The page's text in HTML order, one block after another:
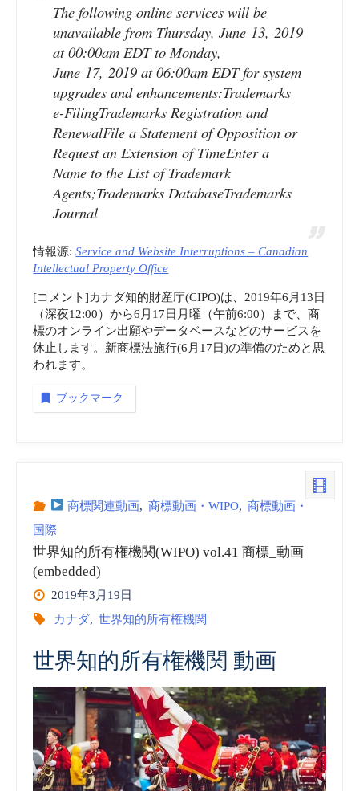
The following online services will be
unavailable from Thursday, June 13, 2019
at 00:00am EDT to Monday,
June 17, 2019 at 06:00am EDT for system
upgrades and enhancements:Trademarks
e-FilingTrademarks Registration and
RenewalFile a Statement of Opposition or
Request an Extension of TimeEnter a
Name to the List of Trademark
Agents;Trademarks DatabaseTrademarks
Journal
情報源:Service and Website Interruptions – Canadian
Intellectual Property Office
[コメント]カナダ知的財産庁(CIPO)は、2019年6月13日
（深夜12:00）から6月17日月曜（午前6:00）まで、商
標のオンライン出願やデータベースなどのサービスを
休止します。新商標法施行(6月17日)の準備のためと思
われます。
ブックマーク
商標関連動画, 商標動画・WIPO, 商標動画・
国際
世界知的所有権機関(WIPO) vol.41 商標_動画
(embedded)
2019年3月19日
カナダ, 世界知的所有権機関
世界知的所有権機関 動画